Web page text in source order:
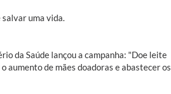
salvar uma vida.
da Saúde lançou a campanha: "Doe leite
aumento de mães doadoras e abastecer os